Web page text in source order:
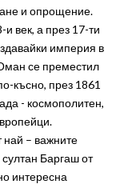
и опрощение.
век, а през 17-ти
империя в
се преместил
късно, през 1861
- космополитен,
най – важните
Баргаш от
интересна